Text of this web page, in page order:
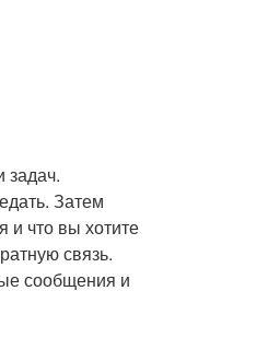
задач.
Затем
и что вы хотите
связь.
сообщения и